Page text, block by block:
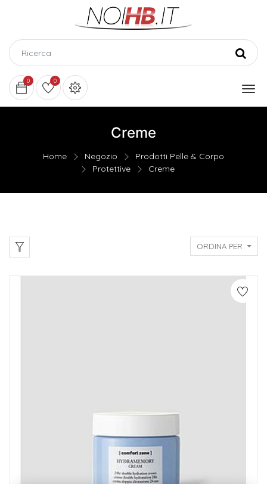
0 0
Creme
Home Negozio
Prodotti Pelle & Corpo
Protettive
Creme
ORDINA PER